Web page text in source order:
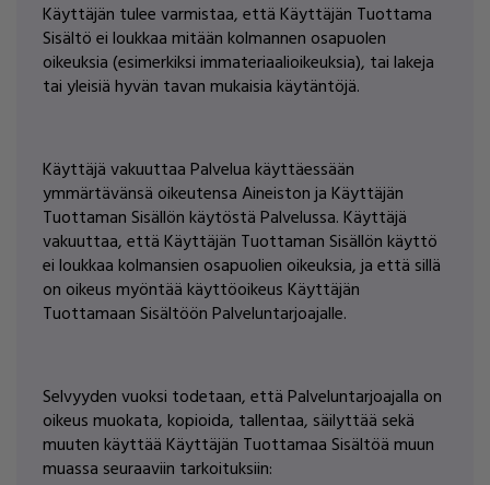
Käyttäjän tulee varmistaa, että Käyttäjän Tuottama
Sisältö ei loukkaa mitään kolmannen osapuolen
oikeuksia (esimerkiksi immateriaalioikeuksia), tai lakeja
tai yleisiä hyvän tavan mukaisia käytäntöjä.
Käyttäjä vakuuttaa Palvelua käyttäessään
ymmärtävänsä oikeutensa Aineiston ja Käyttäjän
Tuottaman Sisällön käytöstä Palvelussa. Käyttäjä
vakuuttaa, että Käyttäjän Tuottaman Sisällön käyttö
ei loukkaa kolmansien osapuolien oikeuksia, ja että sillä
on oikeus myöntää käyttöoikeus Käyttäjän
Tuottamaan Sisältöön Palveluntarjoajalle.
Selvyyden vuoksi todetaan, että Palveluntarjoajalla on
oikeus muokata, kopioida, tallentaa, säilyttää sekä
muuten käyttää Käyttäjän Tuottamaa Sisältöä muun
muassa seuraaviin tarkoituksiin: